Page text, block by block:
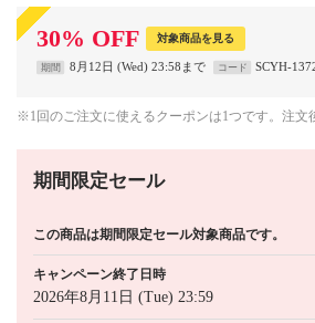
30% OFF 対象商品を見る
期間 8月12日 (Wed) 23:58まで コード SCYH-
※1回のご注文に使えるクーポンは1つです。注文
期間限定セール
この商品は期間限定セール対象商品です。
キャンペーン終了日時
2026年8月11日 (Tue) 23:59